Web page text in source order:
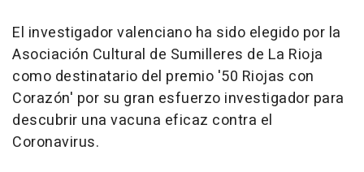
El investigador valenciano ha sido elegido por la
Asociación Cultural de Sumilleres de La Rioja
como destinatario del premio '50 Riojas con
Corazón' por su gran esfuerzo investigador para
descubrir una vacuna eficaz contra el
Coronavirus.